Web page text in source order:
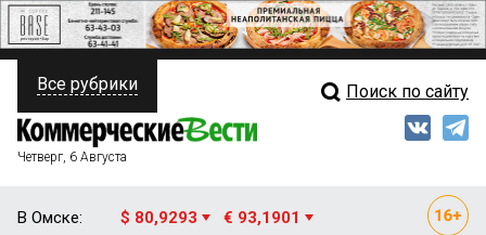
ПОЛИТИКА
ФИНАНСЫ
Свежий выпуск
Все рубрики Поиск по сайту
Четверг, 6 Августа
В Омске: $ 80,9293 € 93,1901